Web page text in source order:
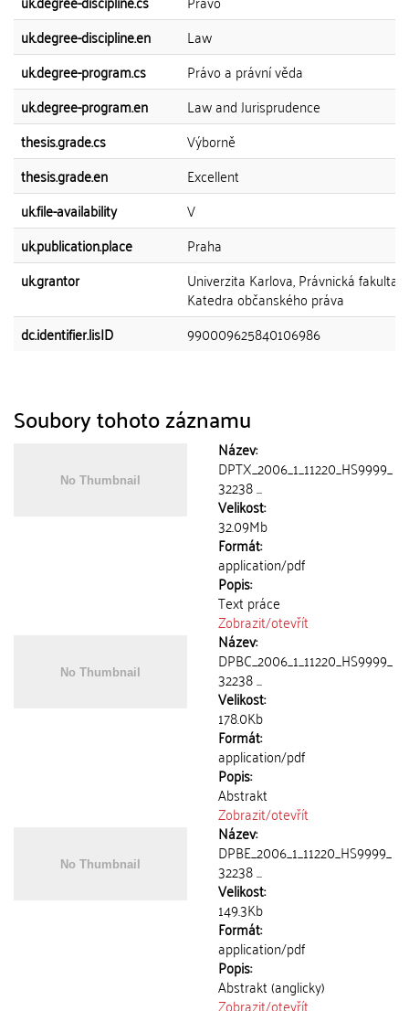
uk.degree-discipline.en
Law
uk.degree-program.cs
Právo a právní věda
uk.degree-program.en
Law and Jurisprudence
thesis.grade.cs
Výborně
thesis.grade.en
Excellent
uk.file-availability
V
uk.publication.place
Praha
uk.grantor
Univerzita Karlova, Právnická fakulta,
Katedra občanského práva
dc.identifier.lisID
990009625840106986
Soubory tohoto záznamu
Název:
DPTX_2006_1_11220_HS9999_
32238 ...
Velikost:
32.09Mb
Formát:
application/pdf
Popis:
Text práce
Zobrazit/otevřít
Název:
DPBC_2006_1_11220_HS9999_
32238 ...
Velikost:
178.0Kb
Formát:
application/pdf
Popis:
Abstrakt
Zobrazit/otevřít
Název:
DPBE_2006_1_11220_HS9999_
32238 ...
Velikost:
149.3Kb
Formát:
application/pdf
Popis:
Abstrakt (anglicky)
Zobrazit/otevřít